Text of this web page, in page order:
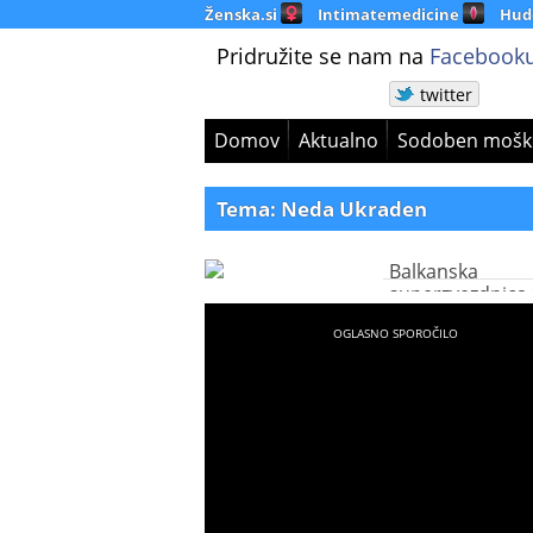
Ženska.si Intimatemedicine
Pridružite se nam na
twitter
Domov Aktualno Sodoben
Tema: Neda Ukraden
Balkanska
superzvezdnica
mlada